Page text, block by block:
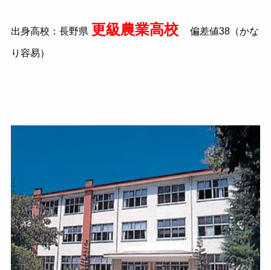
出身高校：長野県 更級農業高校 偏差値38（かな
り容易）